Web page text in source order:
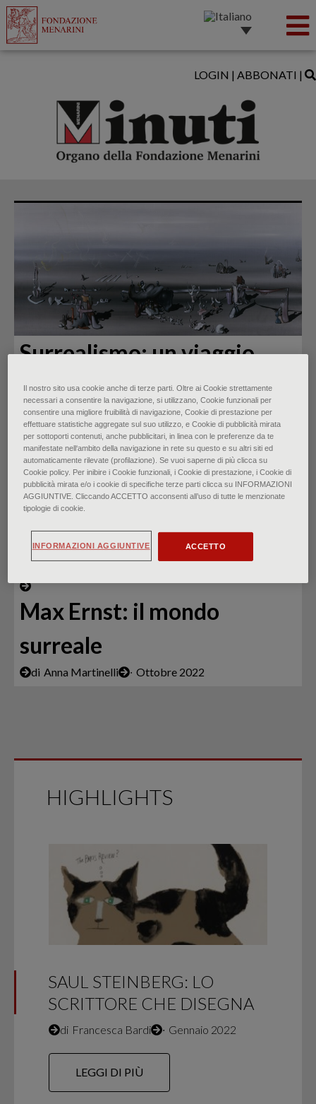
LOGIN | ABBONATI |
Surrealismo: un viaggio
verso l’inconscio
di Federico Poletti ∙ Ottobre 2024
Max Ernst: il mondo
surreale
di Anna Martinelli ∙ Ottobre 2022
HIGHLIGHTS
SAUL STEINBERG: LO
SCRITTORE CHE DISEGNA
di Francesca Bardi ∙ Gennaio 2022
LEGGI DI PIÙ
Il nostro sito usa cookie anche di terze parti. Oltre ai Cookie strettamente
necessari a consentire la navigazione, si utilizzano, Cookie funzionali per
consentire una migliore fruibilità di navigazione, Cookie di prestazione per
effettuare statistiche aggregate sul suo utilizzo, e Cookie di pubblicità mirata
per sottoporti contenuti, anche pubblicitari, in linea con le preferenze da te
manifestate nell‘ambito della navigazione in rete su questo e su altri siti ed
automaticamente rilevate (profilazione). Se vuoi saperne di più clicca su
Cookie policy. Per inibire i Cookie funzionali, i Cookie di prestazione, i Cookie di
pubblicità mirata e/o i cookie di specifiche terze parti clicca su INFORMAZIONI
AGGIUNTIVE. Cliccando ACCETTO acconsenti all’uso di tutte le menzionate
tipologie di cookie.
ACCETTO
INFORMAZIONI AGGIUNTIVE